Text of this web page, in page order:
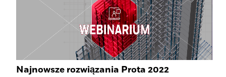
Najnowsze rozwiązania Prota 2022